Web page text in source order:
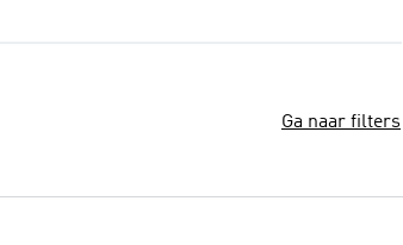
Ga naar filters